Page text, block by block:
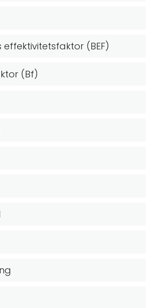
effektivitetsfaktor (BEF)
(Bf)